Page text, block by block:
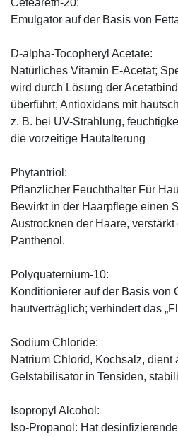
Emulgator auf der Basis von
D-alpha-Tocopheryl Acetate:
Natürliches Vitamin E-Acetat;
wird durch Lösung der
überführt; Antioxidans mit
z. B. bei UV-Strahlung,
die vorzeitige Hautalterung
Phytantriol:
Pflanzlicher Feuchthalter Für
Bewirkt in der Haarpflege einen
Austrocknen der Haare,
Panthenol.
Polyquaternium-10:
Konditionierer auf der Basis von
hautverträglich; verhindert das
Sodium Chloride:
Natrium Chlorid, Kochsalz, dient
Gelstabilisator in Tensiden,
Isopropyl Alcohol:
Iso-Propanol: Hat